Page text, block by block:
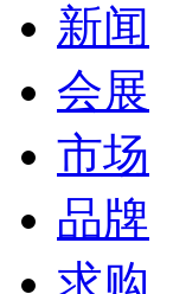
新闻
会展
市场
品牌
求购